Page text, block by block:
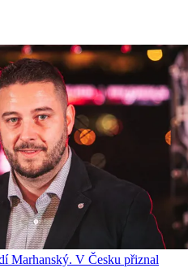
Marhanský. V Česku přiznal